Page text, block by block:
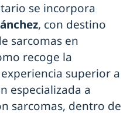
se incorpora
, con destino
sarcomas en
recoge la
superior a
especializada a
sarcomas, dentro de